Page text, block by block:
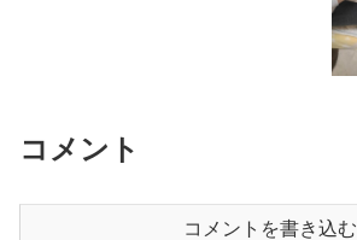
コメント
コメントを書き込む